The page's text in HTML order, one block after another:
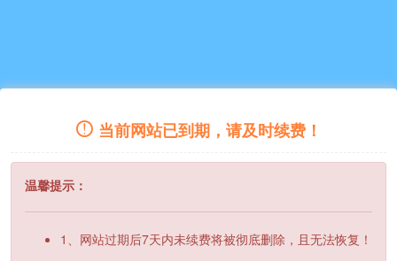
当前网站已到期，请及时续费！
温馨提示：
1、网站过期后7天内未续费将被彻底删除，且无法恢复！